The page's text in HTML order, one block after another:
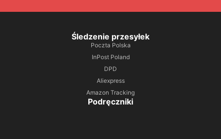
Śledzenie przesyłek
Poczta Polska
InPost Poland
DPD
Aliexpress
Amazon Tracking
Podręczniki